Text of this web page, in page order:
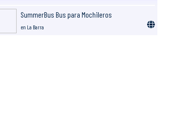
SummerBus Bus para Mochileros
en La Barra